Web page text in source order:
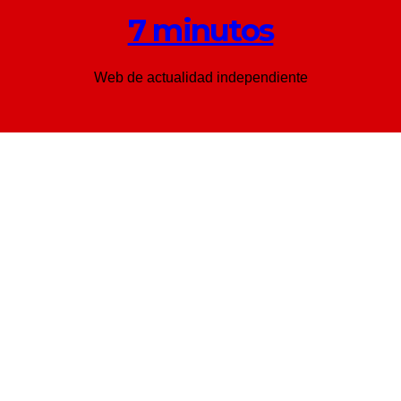
7 minutos
Web de actualidad independiente